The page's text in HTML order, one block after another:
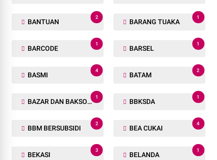
BANTUAN
2
BARANG TUAKA
1
BARCODE
1
BARSEL
1
BASMI
4
BATAM
2
BAZAR DAN BAKSOS RAMADHAN
1
BBKSDA
1
BBM BERSUBSIDI
2
BEA CUKAI
4
BEKASI
3
BELANDA
1